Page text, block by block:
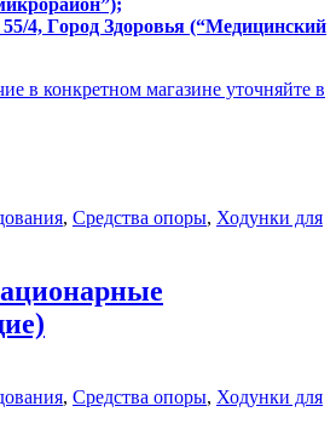
4, Гoрoд Здopoвья (“Медицинский
в конкретном магазине уточняйте в
, Средства опоры, Ходунки для
, Средства опоры, Ходунки для